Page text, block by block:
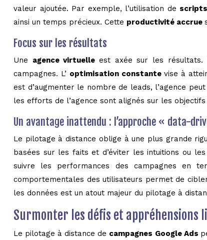
valeur ajoutée. Par exemple, l’utilisation de
ainsi un temps précieux. Cette productivité accrue
Focus sur les résultats
Une agence virtuelle est axée sur les résultats.
campagnes. L’ optimisation constantevise à
est d’augmenter le nombre de leads, l’agence
les efforts de l’agence sont alignés sur les
Un avantage inattendu : l’approche « data-
Le pilotage à distance oblige à une plus grande
basées sur les faits et d’éviter les intuitions ou
suivre les performances des campagnes en
comportementales des utilisateurs permet de
les données est un atout majeur du pilotage à
Surmonter les défis et appréhensions
Le pilotage à distance de campagnes Google Ads